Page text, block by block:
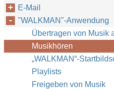
E-Mail
"WALKMAN"-Anwendung
Übertragen von Musik
Musikhören
„WALKMAN“-
Playlists
Freigeben von Musik